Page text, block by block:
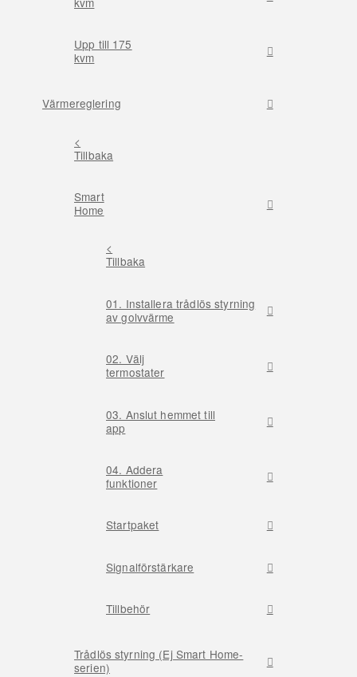
Upp till 175
kvm
Värmereglering
<
Tillbaka
Smart
Home
<
Tillbaka
01. Installera trådlös styrning
av golvvärme
02. Välj
termostater
03. Anslut hemmet till
app
04. Addera
funktioner
Startpaket
Signalförstärkare
Tillbehör
Trådlös styrning (Ej Smart Home-
serien)